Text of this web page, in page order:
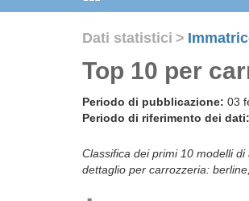
Dati statistici >
Top 10 per
Periodo di pubblicazione: 03
Periodo di riferimento dei dati:
Classifica dei primi 10 modelli
dettaglio per carrozzeria: